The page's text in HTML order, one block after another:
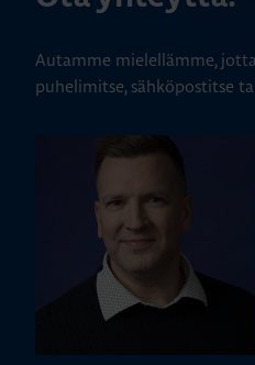
Autamme mielellämme,
puhelimitse, sähköpostitse